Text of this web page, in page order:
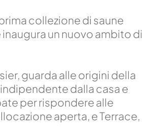
collezione di saune
un nuovo ambito di
guarda alle origini della
dalla casa e
per rispondere alle
aperta, e Terrace,